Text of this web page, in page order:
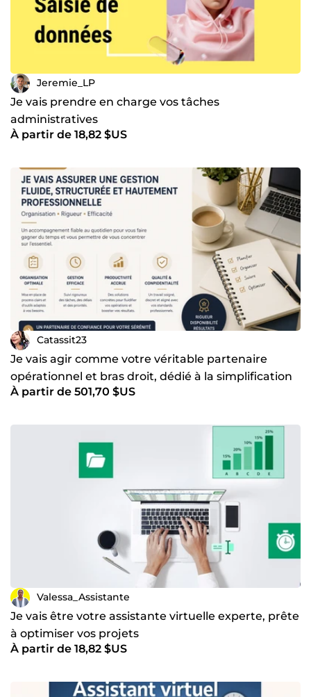
Jeremie_LP
Je vais prendre en charge vos tâches
administratives
À partir de 18,82 $US
Catassit23
Je vais agir comme votre véritable partenaire
opérationnel et bras droit, dédié à la simplification
À partir de 501,70 $US
Valessa_Assistante
Je vais être votre assistante virtuelle experte, prête
à optimiser vos projets
À partir de 18,82 $US